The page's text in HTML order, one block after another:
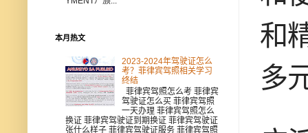
和
多
本月热文
2023-2024年驾驶证怎么
考？菲律宾驾照相关学习
终结
菲律宾驾照怎么考 菲律宾
驾驶证怎么买 菲律宾驾照
一天办理 菲律宾驾照怎么
换证 菲律宾驾驶证到期换证 菲律宾驾驶证
张什么样子 菲律宾驾驶证服务 菲律宾驾照